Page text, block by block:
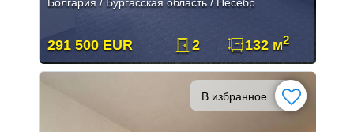
291 500 EUR 2 132 м2
В избранное